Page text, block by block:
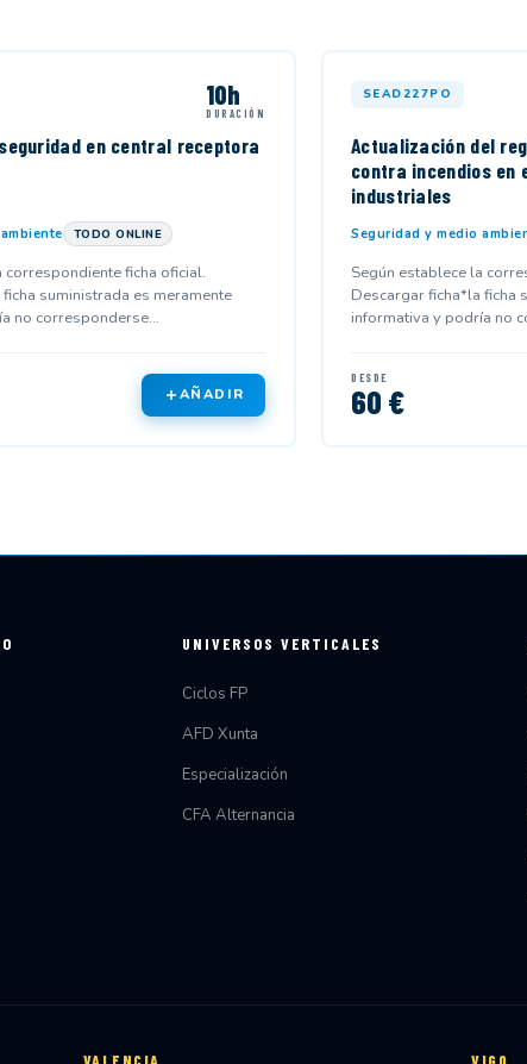
10h
DURACIÓN
en central receptora
TODO ONLINE
correspondiente ficha oficial.
suministrada es meramente
no corresponderse...
AÑADIR
SEAD227PO
Actualización del
contra incendios en
industriales
Seguridad y medio
Según establece la
Descargar ficha*la ficha
informativa y podría no
DESDE
60 €
UNIVERSOS VERTICALES
Ciclos FP
AFD Xunta
Especialización
CFA Alternancia
VALENCIA VIGO